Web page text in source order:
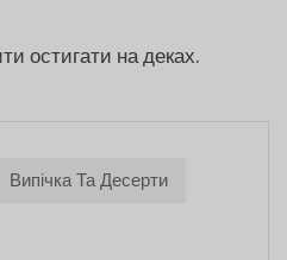
остигати на деках.
Випічка Та Десерти